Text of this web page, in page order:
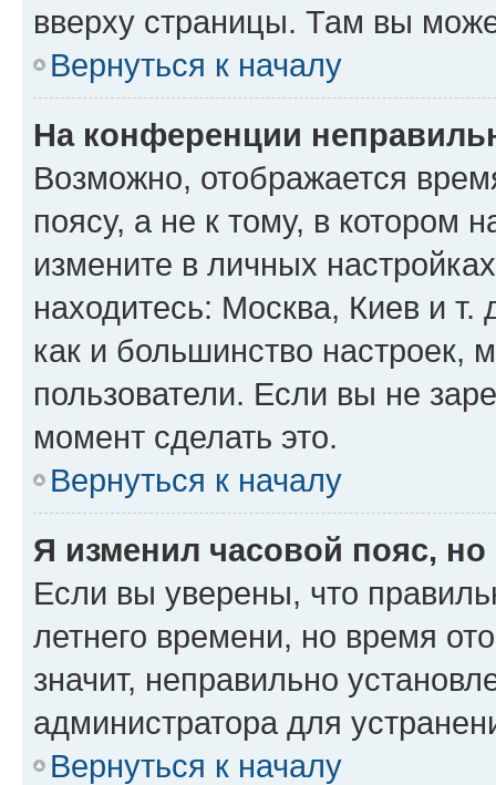
вверху страницы. Там вы
Вернуться к началу
На конференции
Возможно, отображается
поясу, а не к тому, в котором
измените в личных
находитесь: Москва, Киев и т.
как и большинство настроек,
пользователи. Если вы не
момент сделать это.
Вернуться к началу
Я изменил часовой пояс,
Если вы уверены, что
летнего времени, но время
значит, неправильно
администратора для
Вернуться к началу